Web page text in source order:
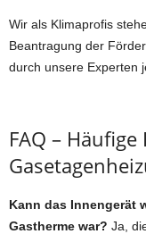
Wir als Klimaprofis
Beantragung der
durch unsere Experten
FAQ –
Kann das Innengerät
Gastherme war? Ja,